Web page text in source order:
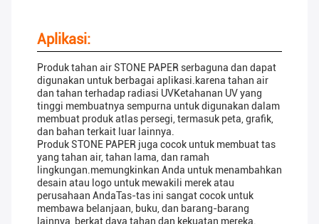
Aplikasi:
Produk tahan air STONE PAPER serbaguna dan dapat
digunakan untuk berbagai aplikasi.karena tahan air
dan tahan terhadap radiasi UVKetahanan UV yang
tinggi membuatnya sempurna untuk digunakan dalam
membuat produk atlas persegi, termasuk peta, grafik,
dan bahan terkait luar lainnya.
Produk STONE PAPER juga cocok untuk membuat tas
yang tahan air, tahan lama, dan ramah
lingkungan.memungkinkan Anda untuk menambahkan
desain atau logo untuk mewakili merek atau
perusahaan AndaTas-tas ini sangat cocok untuk
membawa belanjaan, buku, dan barang-barang
lainnya, berkat daya tahan dan kekuatan mereka.